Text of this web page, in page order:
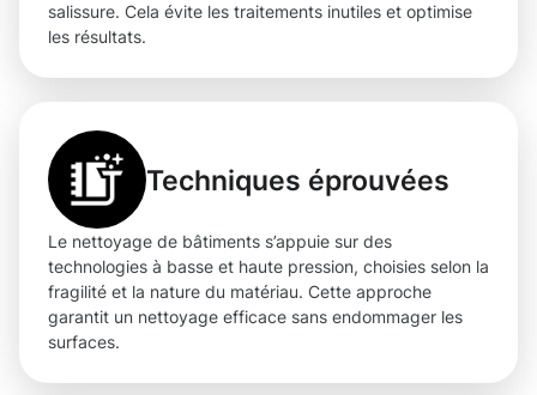
salissure. Cela évite les traitements inutiles et optimise
les résultats.
Techniques éprouvées
Le nettoyage de bâtiments s’appuie sur des
technologies à basse et haute pression, choisies selon la
fragilité et la nature du matériau. Cette approche
garantit un nettoyage efficace sans endommager les
surfaces.